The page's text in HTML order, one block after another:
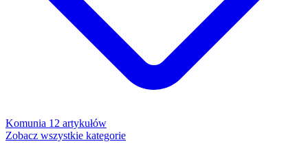
Komunia 12 artykułów
Zobacz wszystkie kategorie